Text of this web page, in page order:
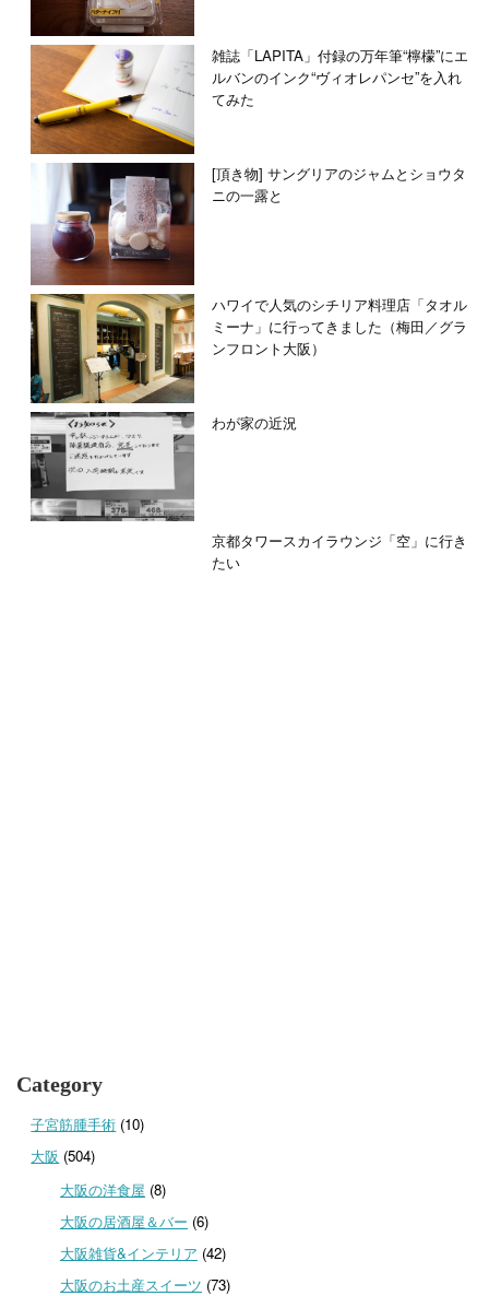
雑誌「LAPITA」付録の万年筆“檸檬”にエ
ルバンのインク“ヴィオレパンセ”を入れ
てみた
[頂き物] サングリアのジャムとショウタ
ニの一露と
ハワイで人気のシチリア料理店「タオル
ミーナ」に行ってきました（梅田／グラ
ンフロント大阪）
わが家の近況
京都タワースカイラウンジ「空」に行き
たい
Category
子宮筋腫手術 (10)
大阪 (504)
大阪の洋食屋 (8)
大阪の居酒屋＆バー (6)
大阪雑貨&インテリア (42)
大阪のお土産スイーツ (73)